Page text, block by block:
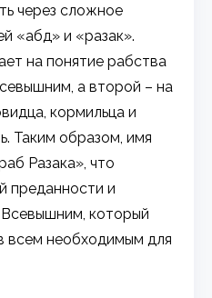
через сложное
«абд» и «разак».
на понятие рабства
а второй – на
кормильца и
Таким образом, имя
Разака», что
преданности и
который
всем необходимым для